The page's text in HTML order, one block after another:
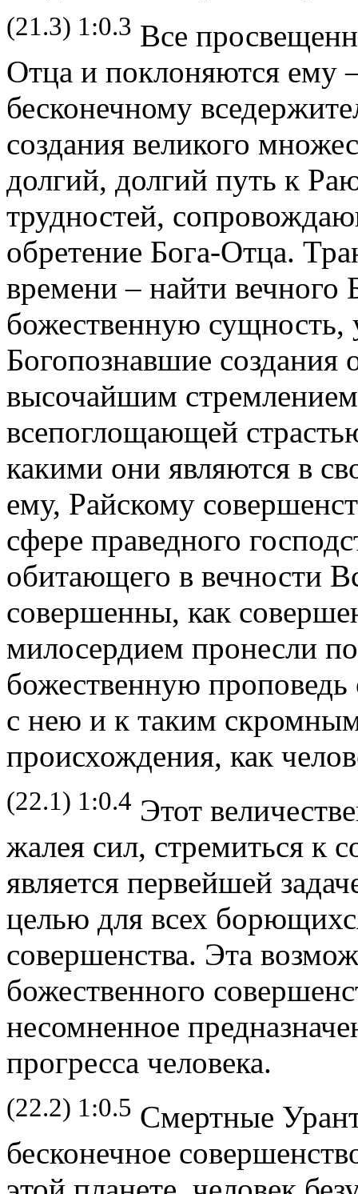
(21.3) 1:0.3 Все
Отца и поклоняются ему
бесконечному
создания великого
долгий, долгий путь к
трудностей,
обретение Бога-Отца.
времени – найти вечного
божественную сущность,
Богопознавшие создания
высочайшим
всепоглощающей
какими они являются в
ему, Райскому
сфере праведного
обитающего в вечности
совершенны, как
милосердием пронесли
божественную проповедь
с нею и к таким
происхождения, как
(22.1) 1:0.4 Этот
жалея сил, стремиться к
является первейшей
целью для всех
совершенства. Эта
божественного
несомненное
прогресса человека.
(22.2) 1:0.5 Смертные
бесконечное